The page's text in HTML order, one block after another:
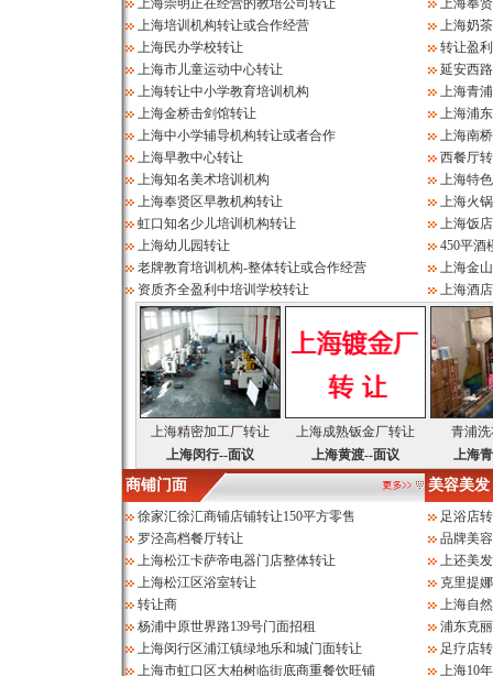
上海崇明正在经营的教培公司转让
上海培训机构转让或合作经营
上海民办学校转让
上海市儿童运动中心转让
上海转让中小学教育培训机构
上海金桥击剑馆转让
上海中小学辅导机构转让或者合作
上海早教中心转让
上海知名美术培训机构
上海奉贤区早教机构转让
虹口知名少儿培训机构转让
上海幼儿园转让
老牌教育培训机构-整体转让或合作经营
资质齐全盈利中培训学校转让
上海奉
上海奶
转让盈
延安西
上海青
上海浦
上海南
西餐厅
上海特
上海火
上海饭
450平酒
上海金
上海酒
上海精密加工厂转让 上海成熟钣金厂转让
青浦
上海闵行--面议
上海黄渡--面议 上海
商铺门面 美容美发
徐家汇徐汇商铺店铺转让150平方零售
罗泾高档餐厅转让
上海松江卡萨帝电器门店整体转让
上海松江区浴室转让
转让商
杨浦中原世界路139号门面招租
上海闵行区浦江镇绿地乐和城门面转让
上海市虹口区大柏树临街底商重餐饮旺铺
足浴店
品牌美
上还美
克里提
上海自
浦东克
足疗店
上海10